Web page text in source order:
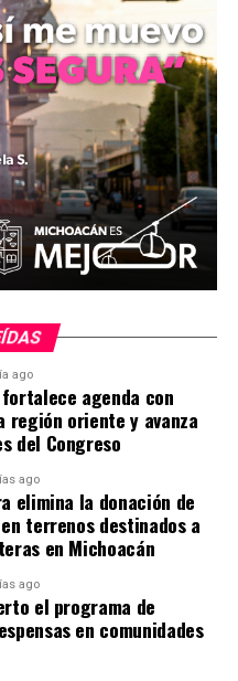
General del IEM,
quedará a cargo de la
Ejecutiva de dicha
ago
fortalece agenda con
región oriente y avanza
del Congreso
ago
elimina la donación de
terrenos destinados a
en Michoacán
ago
el programa de
en comunidades